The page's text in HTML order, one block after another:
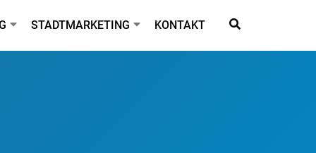
STADTMARKETING KONTAKT